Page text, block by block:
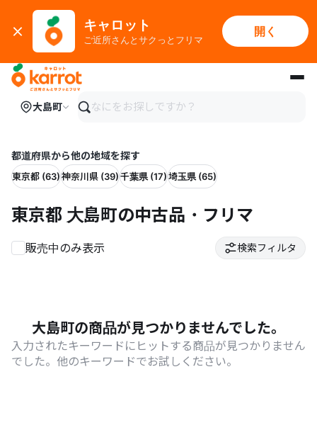
キャロット
ご近所さんとサクっとフリマ
開く
メインコンテンツにスキップ
大島町
都道府県から他の地域を探す
東京都 (63)神奈川県 (39)千葉県 (17)埼玉県 (65)
東京都 大島町の中古品・フリマ
販売中のみ表示 検索フィルタ
大島町の商品が見つかりませんでした。
入力されたキーワードにヒットする商品が見つかりません
でした。他のキーワードでお試しください。